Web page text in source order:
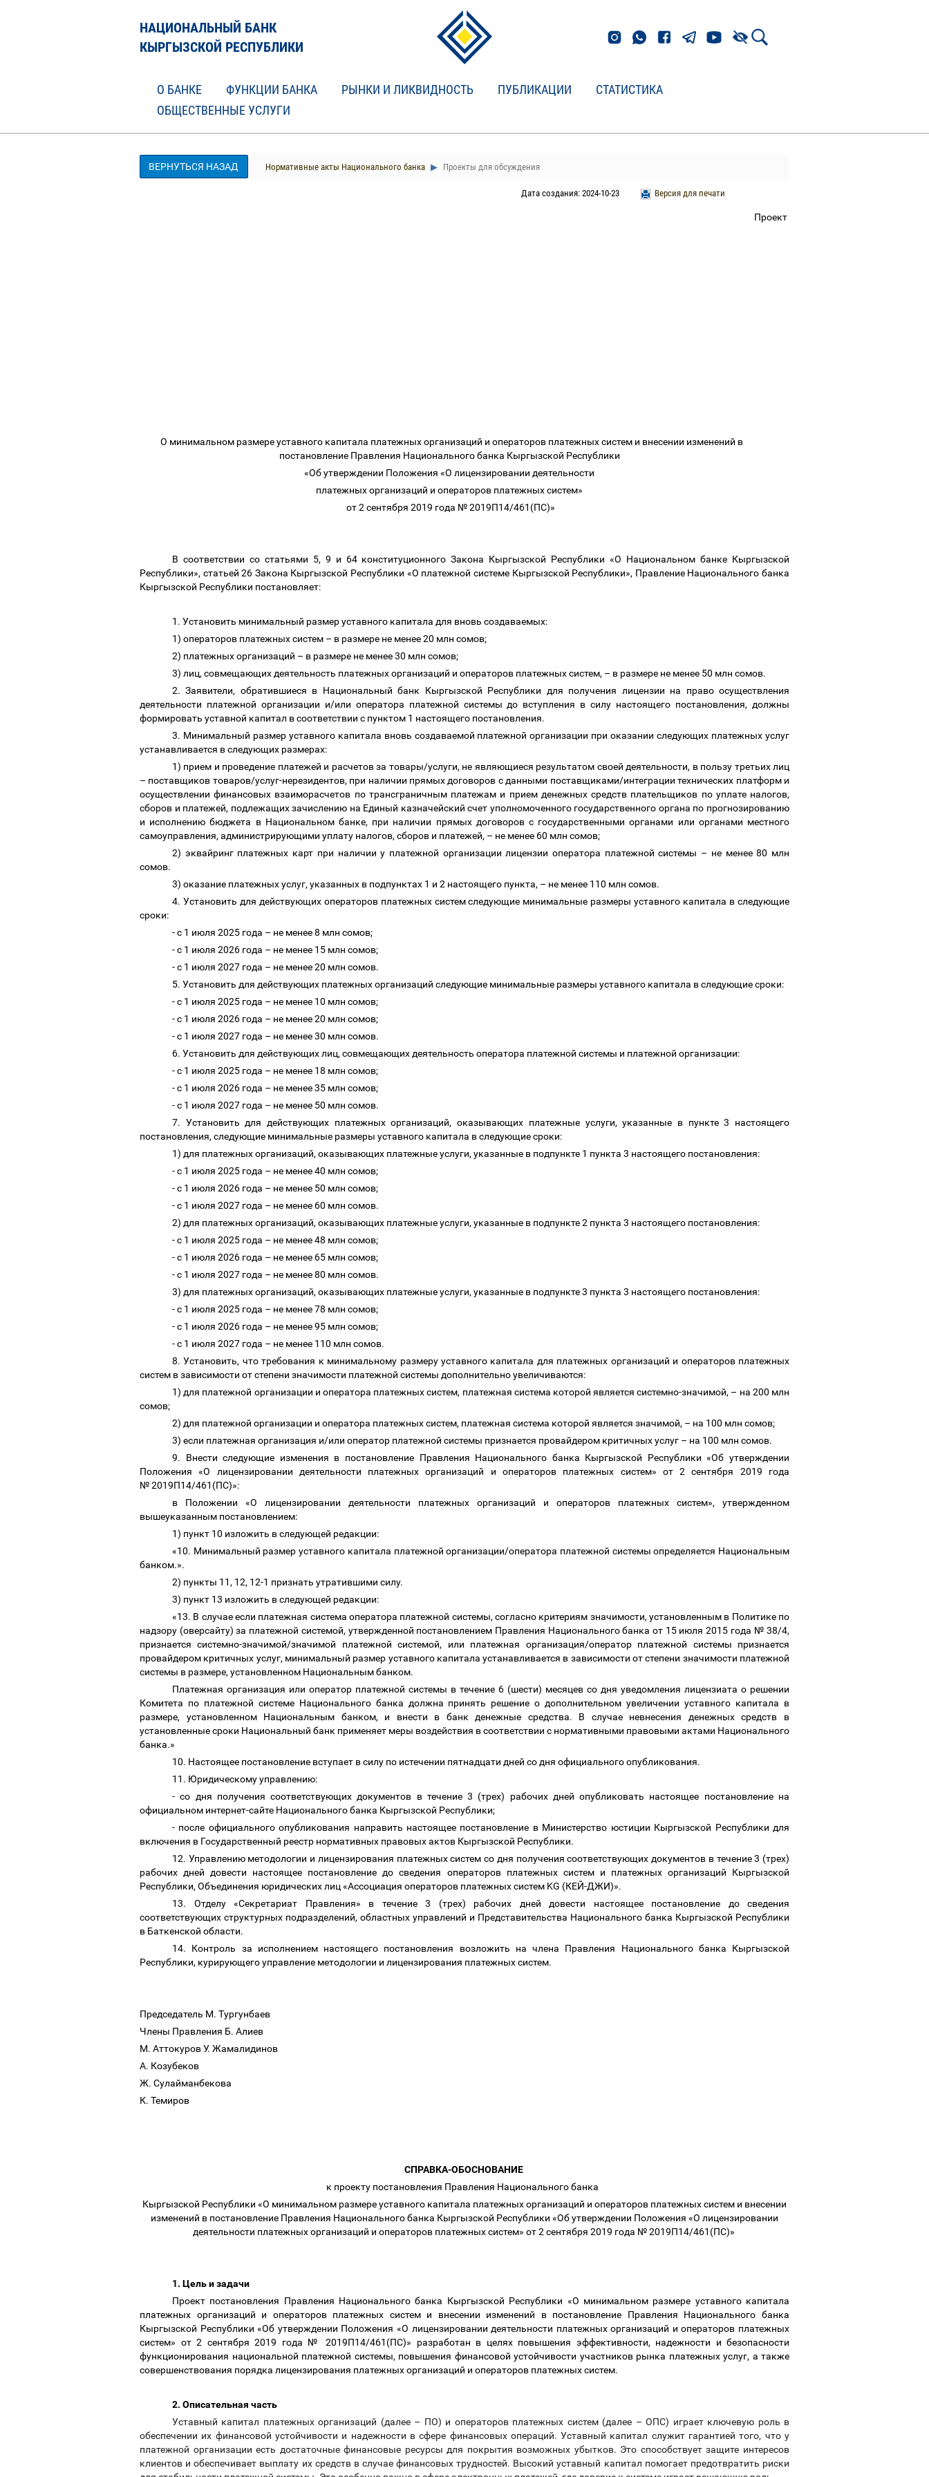
НАЦИОНАЛЬНЫЙ БАНК
КЫРГЫЗСКОЙ РЕСПУБЛИКИ
О БАНКЕ ФУНКЦИИ БАНКА РЫНКИ И ЛИКВИДНОСТЬ ПУБЛИКАЦИИ
СТАТИСТИКА
ОБЩЕСТВЕННЫЕ УСЛУГИ
ВЕРНУТЬСЯ НАЗАД Нормативные акты Национального банка Проекты для обсуждения
Версия для печати
Дата создания: 2024-10-23
Проект
О минимальном размере уставного капитала платежных организаций и операторов платежных систем и внесении изменений в
постановление Правления Национального банка Кыргызской Республики
«Об утверждении Положения «О лицензировании деятельности
платежных организаций и операторов платежных систем»
от 2 сентября 2019 года № 2019П14/461(ПС)»
В соответствии со статьями 5, 9 и 64 конституционного Закона Кыргызской Республики «О Национальном банке Кыргызской
Республики», статьей 26 Закона Кыргызской Республики «О платежной системе Кыргызской Республики», Правление Национального банка
Кыргызской Республики постановляет:
1. Установить минимальный размер уставного капитала для вновь создаваемых:
1) операторов платежных систем – в размере не менее 20 млн сомов;
2) платежных организаций – в размере не менее 30 млн сомов;
3) лиц, совмещающих деятельность платежных организаций и операторов платежных систем, – в размере не менее 50 млн сомов.
2. Заявители, обратившиеся в Национальный банк Кыргызской Республики для получения лицензии на право осуществления
деятельности платежной организации и/или оператора платежной системы до вступления в силу настоящего постановления, должны
формировать уставной капитал в соответствии с пунктом 1 настоящего постановления.
3. Минимальный размер уставного капитала вновь создаваемой платежной организации при оказании следующих платежных услуг
устанавливается в следующих размерах:
1) прием и проведение платежей и расчетов за товары/услуги, не являющиеся результатом своей деятельности, в пользу третьих лиц
– поставщиков товаров/услуг-нерезидентов, при наличии прямых договоров с данными поставщиками/интеграции технических платформ и
осуществлении финансовых взаиморасчетов по трансграничным платежам и прием денежных средств плательщиков по уплате налогов,
сборов и платежей, подлежащих зачислению на Единый казначейский счет уполномоченного государственного органа по прогнозированию
и исполнению бюджета в Национальном банке, при наличии прямых договоров с государственными органами или органами местного
самоуправления, администрирующими уплату налогов, сборов и платежей, – не менее 60 млн сомов;
2) эквайринг платежных карт при наличии у платежной организации лицензии оператора платежной системы – не менее 80 млн
сомов.
3) оказание платежных услуг, указанных в подпунктах 1 и 2 настоящего пункта, – не менее 110 млн сомов.
4. Установить для действующих операторов платежных систем следующие минимальные размеры уставного капитала в следующие
сроки:
- с 1 июля 2025 года – не менее8 млн сомов;
- с 1 июля 2026 года – не менее 15 млн сомов;
- с 1 июля 2027 года – не менее20 млн сомов.
5. Установить для действующих платежных организаций следующие минимальные размеры уставного капитала в следующие сроки:
- с 1 июля 2025 года – не менее 10 млн сомов;
- с 1 июля 2026 года – не менее20 млн сомов;
- с 1 июля 2027 года – не менее30 млн сомов.
6. Установить для действующих лиц, совмещающих деятельность оператора платежной системы и платежной организации:
- с 1 июля 2025 года – не менее 18 млн сомов;
- с 1 июля 2026 года – не менее35 млн сомов;
- с 1 июля 2027 года – не менее 50 млн сомов.
7. Установить для действующих платежных организаций, оказывающих платежные услуги, указанные в пункте 3 настоящего
постановления, следующие минимальные размеры уставного капитала в следующие сроки:
1) для платежных организаций, оказывающих платежные услуги, указанные в подпункте 1 пункта 3 настоящего постановления:
- с 1 июля 2025 года – не менее40 млн сомов;
- с 1 июля 2026 года – не менее 50 млн сомов;
- с 1 июля 2027 года – не менее 60 млн сомов.
2) для платежных организаций, оказывающих платежные услуги, указанные в подпункте 2 пункта 3 настоящего постановления:
- с 1 июля 2025 года – не менее48 млн сомов;
- с 1 июля 2026 года – не менее 65 млн сомов;
- с 1 июля 2027 года – не менее80 млн сомов.
3) для платежных организаций, оказывающих платежные услуги, указанные в подпункте 3 пункта 3 настоящего постановления:
- с 1 июля 2025 года – не менее78 млн сомов;
- с 1 июля 2026 года – не менее95 млн сомов;
- с 1 июля 2027 года – не менее 110 млн сомов.
8. Установить, что требования к минимальному размеру уставного капитала для платежных организаций и операторов платежных
систем в зависимости от степени значимости платежной системы дополнительно увеличиваются:
1) для платежной организации и оператора платежных систем, платежная система которой является системно-значимой, – на 200 млн
сомов;
2) для платежной организации и оператора платежных систем, платежная система которой является значимой, – на 100 млн сомов;
3) если платежная организация и/или оператор платежной системы признается провайдером критичных услуг – на 100 млн сомов.
9. Внести следующие изменения в постановление Правления Национального банка Кыргызской Республики «Об утверждении
Положения «О лицензировании деятельности платежных организаций и операторов платежных систем» от 2 сентября 2019 года
№ 2019П14/461(ПС)»:
в Положении «О лицензировании деятельности платежных организаций и операторов платежных систем», утвержденном
вышеуказанным постановлением:
1) пункт 10 изложить в следующей редакции:
«10. Минимальный размер уставного капитала платежной организации/оператора платежной системы определяется Национальным
банком.».
2) пункты 11, 12, 12-1 признать утратившими силу.
3) пункт 13 изложить в следующей редакции:
«13. В случае если платежная система оператора платежной системы, согласно критериям значимости, установленным в Политике по
надзору (оверсайту) за платежной системой, утвержденной постановлением Правления Национального банка от 15 июля 2015 года № 38/4,
признается системно-значимой/значимой платежной системой, или платежная организация/оператор платежной системы признается
провайдером критичных услуг, минимальный размер уставного капитала устанавливается в зависимости от степени значимости платежной
системы в размере, установленном Национальным банком.
Платежная организация или оператор платежной системы в течение 6 (шести) месяцев со дня уведомления лицензиата о решении
Комитета по платежной системе Национального банка должна принять решение о дополнительном увеличении уставного капитала в
размере, установленном Национальным банком, и внести в банк денежные средства. В случае невнесения денежных средств в
установленные сроки Национальный банк применяет меры воздействия в соответствии с нормативными правовыми актами Национального
банка.»
10. Настоящее постановление вступает в силу по истечении пятнадцати дней со дня официального опубликования.
11. Юридическому управлению:
- со дня получения соответствующих документов в течение 3 (трех) рабочих дней опубликовать настоящее постановление на
официальном интернет-сайте Национального банка Кыргызской Республики;
- после официального опубликования направить настоящее постановление в Министерство юстиции Кыргызской Республики для
включения в Государственный реестр нормативных правовых актов Кыргызской Республики.
12. Управлению методологии и лицензирования платежных систем со дня получения соответствующих документов в течение 3 (трех)
рабочих дней довести настоящее постановление до сведения операторов платежных систем и платежных организаций Кыргызской
Республики, Объединения юридических лиц «Ассоциация операторов платежных систем KG (КЕЙ-ДЖИ)».
13. Отделу «Секретариат Правления» в течение 3 (трех) рабочих дней довести настоящее постановление до сведения
соответствующих структурных подразделений, областных управлений и Представительства Национального банка Кыргызской Республики
в Баткенской области.
14. Контроль за исполнением настоящего постановления возложить на члена Правления Национального банка Кыргызской
Республики, курирующего управление методологии и лицензирования платежных систем.
Председатель М. Тургунбаев
Члены Правления Б. Алиев
М. Аттокуров У. Жамалидинов
А. Козубеков
Ж. Сулайманбекова
К. Темиров
СПРАВКА-ОБОСНОВАНИЕ
к проекту постановления Правления Национального банка
Кыргызской Республики «О минимальном размере уставного капитала платежных организаций и операторов платежных систем и внесении
изменений в постановление Правления Национального банка Кыргызской Республики «Об утверждении Положения «О лицензировании
деятельности платежных организаций и операторов платежных систем» от 2 сентября 2019 года № 2019П14/461(ПС)»
1. Цель и задачи
Проект постановления Правления Национального банка Кыргызской Республики «О минимальном размере уставного капитала
платежных организаций и операторов платежных систем и внесении изменений в постановление Правления Национального банка
Кыргызской Республики «Об утверждении Положения «О лицензировании деятельности платежных организаций и операторов платежных
систем» от 2 сентября 2019 года № 2019П14/461(ПС)» разработан в целях повышения эффективности, надежности и безопасности
функционирования национальной платежной системы, повышения финансовой устойчивости участников рынка платежных услуг, а также
совершенствования порядка лицензирования платежных организаций и операторов платежных систем.
2. Описательная часть
Уставный капитал платежных организаций (далее – ПО) и операторов платежных систем (далее – ОПС) играет ключевую роль в
обеспечении их финансовой устойчивости и надежности в сфере финансовых операций. Уставный капитал служит гарантией того, что у
платежной организации есть достаточные финансовые ресурсы для покрытия возможных убытков. Это способствует защите интересов
клиентов и обеспечивает выплату их средств в случае финансовых трудностей. Высокий уставный капитал помогает предотвратить риски